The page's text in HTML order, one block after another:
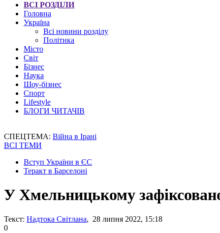
ВСІ РОЗДІЛИ
Головна
Україна
Всі новини розділу
Політика
Місто
Світ
Бізнес
Наука
Шоу-бізнес
Спорт
Lifestyle
БЛОГИ ЧИТАЧІВ
СПЕЦТЕМА: Війна в Ірані
ВСІ ТЕМИ
Вступ України в ЄС
Теракт в Барселоні
У Хмельницькому
Текст: Надтока Світлана, 28 липня 2022, 15:18
0